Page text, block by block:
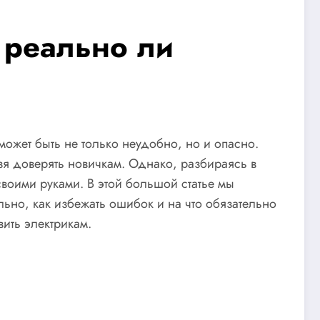
ли
быть не только неудобно, но и опасно.
доверять новичкам. Однако, разбираясь в
руками. В этой большой статье мы
как избежать ошибок и на что обязательно
электрикам.